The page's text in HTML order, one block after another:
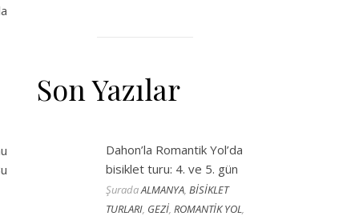
Son Yazılar
Dahon’la Romantik Yol’da
bisiklet turu: 4. ve 5. gün
ŞuradaALMANYA,BİSİKLET
TURLARI, GEZİ,ROMANTİK YOL,